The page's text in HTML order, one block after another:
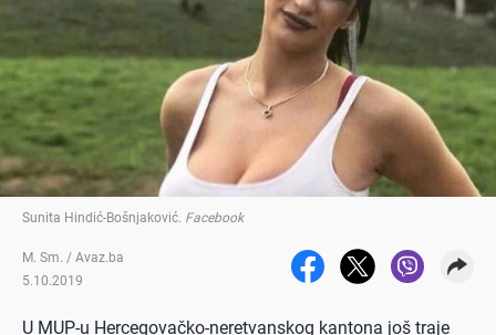
Sunita Hindić-Bošnjaković. Facebook
M. Sm. / Avaz.ba
5.10.2019
U MUP-u Hercegovačko-neretvanskog kantona još traje